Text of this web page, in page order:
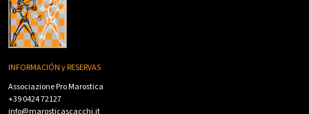
INFORMACIÓN y RESERVAS
Associazione Pro Marostica
+39 0424 72127